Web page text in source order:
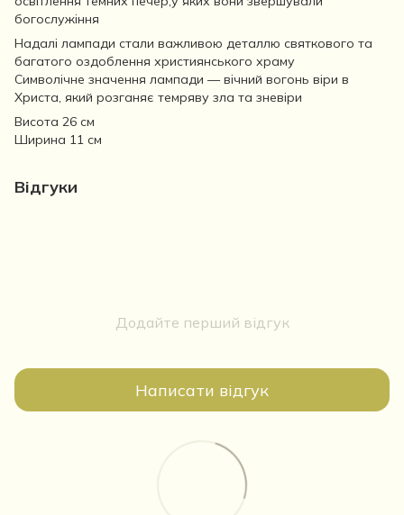
богослужіння
Надалі лампади стали важливою деталлю святкового та
багатого оздоблення християнського храму
Символічне значення лампади — вічний вогонь віри в
Христа, який розганяє темряву зла та зневіри
Висота 26 см
Ширина 11 см
Відгуки
Додайте перший відгук
Написати відгук